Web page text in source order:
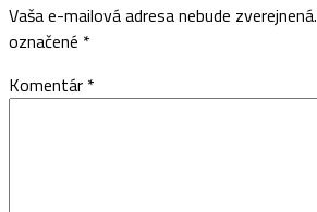
Vaša e-mailová adresa nebude zverejnená.
označené *
Komentár *